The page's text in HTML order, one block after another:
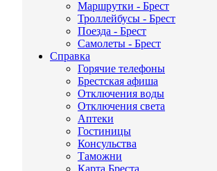
Маршрутки - Брест
Троллейбусы - Брест
Поезда - Брест
Самолеты - Брест
Справка
Горячие телефоны
Брестская афиша
Отключения воды
Отключения света
Аптеки
Гостиницы
Консульства
Таможни
Карта Бреста